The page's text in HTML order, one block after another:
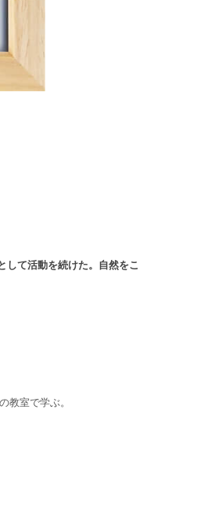
して活動を続けた。自然をこ
教室で学ぶ。